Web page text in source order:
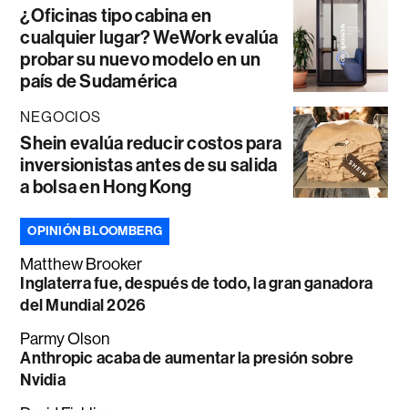
¿Oficinas tipo cabina en
cualquier lugar? WeWork evalúa
probar su nuevo modelo en un
país de Sudamérica
NEGOCIOS
Shein evalúa reducir costos para
inversionistas antes de su salida
a bolsa en Hong Kong
OPINIÓN BLOOMBERG
Matthew Brooker
Inglaterra fue, después de todo, la gran ganadora
del Mundial 2026
Parmy Olson
Anthropic acaba de aumentar la presión sobre
Nvidia